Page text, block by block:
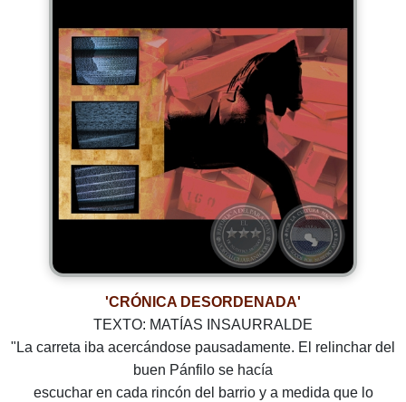
'CRÓNICA DESORDENADA'
TEXTO: MATÍAS INSAURRALDE
"La carreta iba acercándose pausadamente. El relinchar del
buen Pánfilo se hacía
escuchar en cada rincón del barrio y a medida que lo